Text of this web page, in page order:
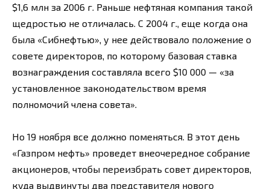
$1,6 млн за 2006 г. Раньше нефтяная компания такой
щедростью не отличалась. С 2004 г., еще когда она
была «Сибнефтью», у нее действовало положение о
совете директоров, по которому базовая ставка
вознаграждения составляла всего $10 000 — «за
установленное законодательством время
полномочий члена совета».
Но 19 ноября все должно поменяться. В этот день
«Газпром нефть» проведет внеочередное собрание
акционеров, чтобы переизбрать совет директоров,
куда выдвинуты два представителя нового